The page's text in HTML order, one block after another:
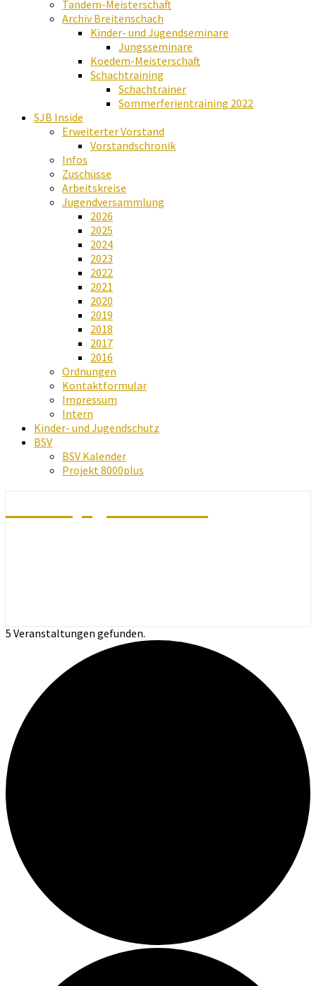
Tandem-Meisterschaft
Archiv Breitenschach
Kinder- und Jugendseminare
Jungsseminare
Koedem-Meisterschaft
Schachtraining
Schachtrainer
Sommerferientraining 2022
SJB Inside
Erweiterter Vorstand
Vorstandschronik
Infos
Zuschüsse
Arbeitskreise
Jugendversammlung
2026
2025
2024
2023
2022
2021
2020
2019
2018
2017
2016
Ordnungen
Kontaktformular
Impressum
Intern
Kinder- und Jugendschutz
BSV
BSV Kalender
Projekt 8000plus
5 Veranstaltungen gefunden.